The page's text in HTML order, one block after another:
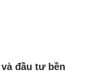
đầu tư bền